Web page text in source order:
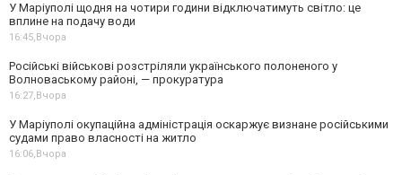
У Маріуполі щодня на чотири години відключатимуть світло: це
вплине на подачу води
16:45,Вчора
Російські військові розстріляли українського полоненого у
Волноваському районі, — прокуратура
16:27,Вчора
У Маріуполі окупаційна адміністрація оскаржує визнане російськими
судами право власності на житло
16:06,Вчора